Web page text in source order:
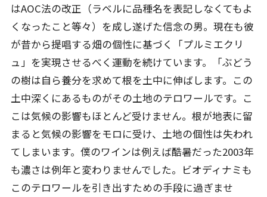
はAOC法の改正（ラベルに品種名を表記しなくてもよ
くなったこと等々）を成し遂げた信念の男。現在も彼
が昔から提唱する畑の個性に基づく「プルミエクリ
ュ」を実現させるべく運動を続けています。「ぶどう
の樹は自ら養分を求めて根を土中に伸ばします。この
土中深くにあるものがその土地のテロワールです。こ
こは気候の影響もほとんど受けません。根が地表に留
まると気候の影響をモロに受け、土地の個性は失われ
てしまいます。僕のワインは例えば酷暑だった2003年
も濃さは例年と変わりませんでした。ビオディナミも
このテロワールを引き出すための手段に過ぎませ